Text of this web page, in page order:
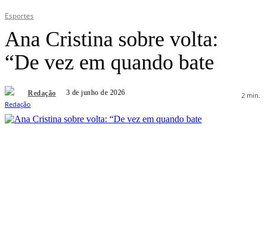
Esportes
Ana Cristina sobre volta:
“De vez em quando bate
Redação 3 de junho de 2026 2 min.